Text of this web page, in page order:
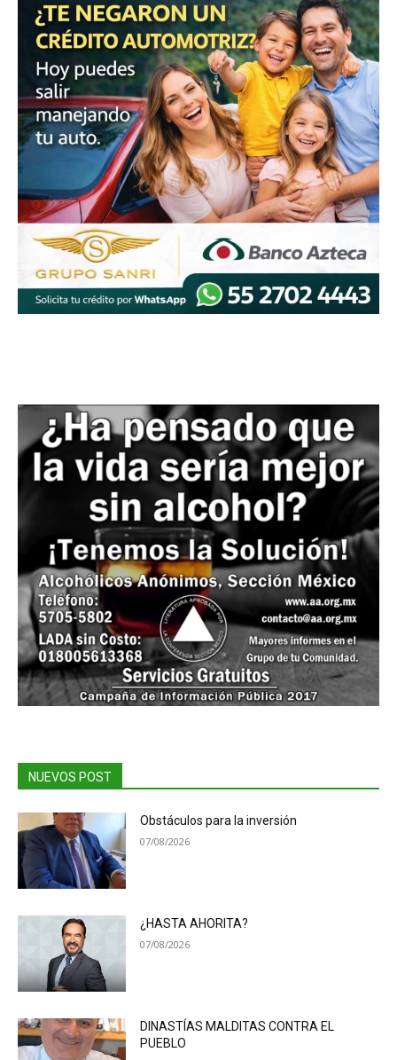
NUEVOS POST
Obstáculos para la inversión
07/08/2026
¿HASTA AHORITA?
07/08/2026
DINASTÍAS MALDITAS CONTRA EL
PUEBLO